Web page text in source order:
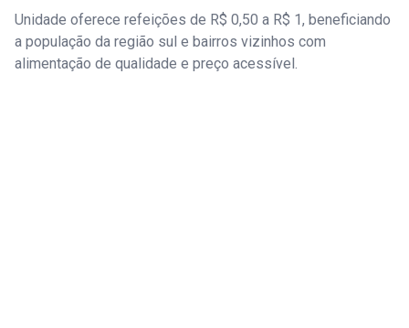
Unidade oferece refeições de R$ 0,50 a R$ 1, beneficiando
a população da região sul e bairros vizinhos com
alimentação de qualidade e preço acessível.